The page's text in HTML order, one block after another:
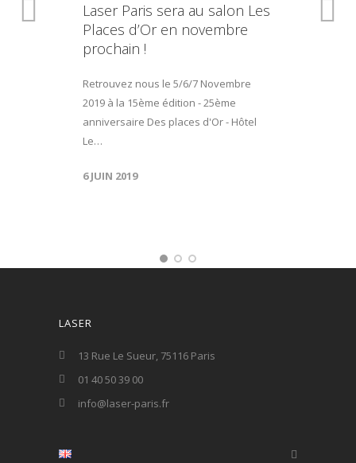
Laser Paris sera au salon Les
Places d’Or en novembre
prochain !
Retrouvez nous le 5/6/7 Novembre
2019 à la 15ème édition - 25ème
anniversaire Des places d'Or - Hôtel
Le…
6 JUIN 2019
LASER
13 Rue Le Sueur, 75116 Paris
01 40 50 39 00
info@laser-paris.fr